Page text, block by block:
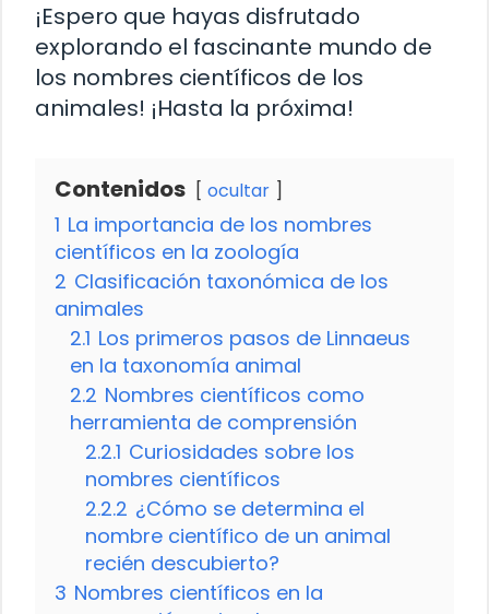
¡Espero que hayas disfrutado
explorando el fascinante mundo de
los nombres científicos de los
animales! ¡Hasta la próxima!
Contenidos ocultar
1 La importancia de los nombres
científicos en la zoología
2 Clasificación taxonómica de los
animales
2.1 Los primeros pasos de Linnaeus
en la taxonomía animal
2.2 Nombres científicos como
herramienta de comprensión
2.2.1 Curiosidades sobre los
nombres científicos
2.2.2 ¿Cómo se determina el
nombre científico de un animal
recién descubierto?
3 Nombres científicos en la